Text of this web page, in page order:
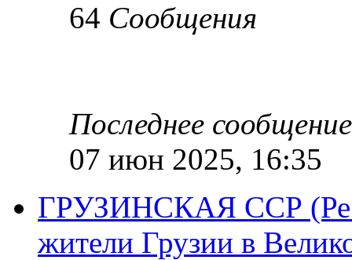
64 Сообщения
Последнее сообщение
07 июн 2025, 16:35
ГРУЗИНСКАЯ ССР
жители Грузии в